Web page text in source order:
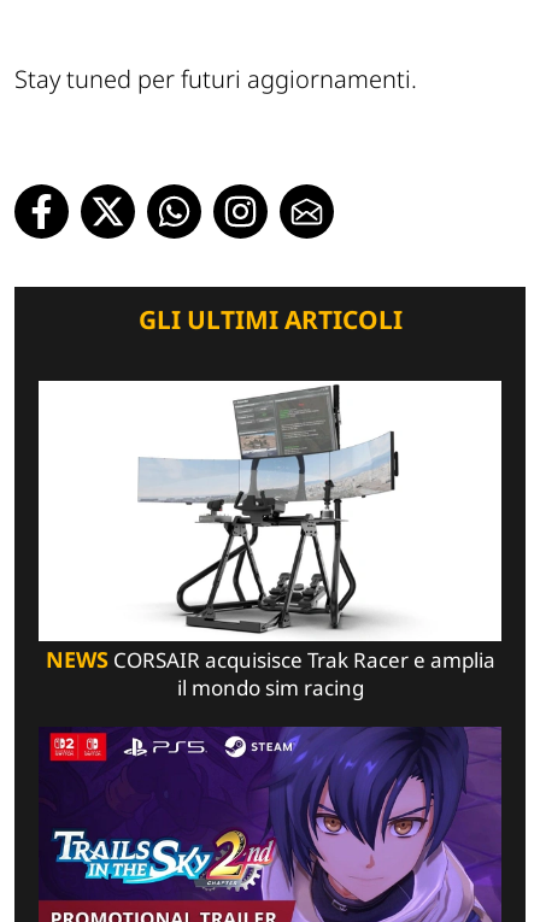
Stay tuned per futuri aggiornamenti.
GLI ULTIMI ARTICOLI
NEWSCORSAIR acquisisce Trak Racer e amplia
il mondo sim racing